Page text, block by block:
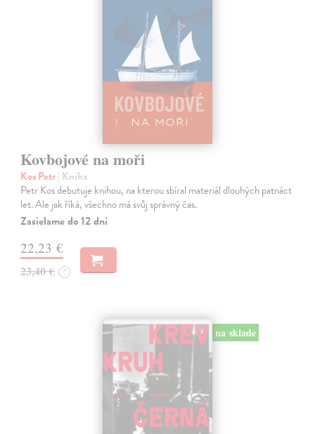
Kovbojové na moři
Kos Petr| Kniha
Petr Kos debutuje knihou, na kterou sbíral materiál dlouhých patnáct
let. Ale jak říká, všechno má svůj správný čas.
Zasielame do 12 dní
22,23 €
23,40 € ?
na sklade